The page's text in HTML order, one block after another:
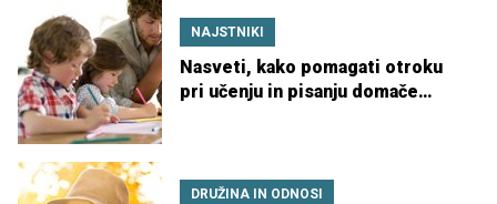
NAJSTNIKI
Nasveti, kako pomagati otroku
pri učenju in pisanju domače
DRUŽINA IN ODNOSI